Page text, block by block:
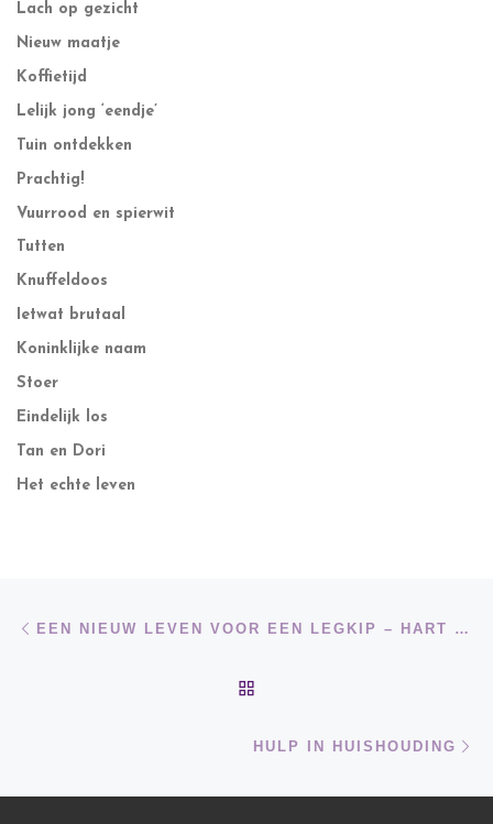
Lach op gezicht
Nieuw maatje
Koffietijd
Lelijk jong ‘eendje’
Tuin ontdekken
Prachtig!
Vuurrood en spierwit
Tutten
Knuffeldoos
Ietwat brutaal
Koninklijke naam
Stoer
Eindelijk los
Tan en Dori
Het echte leven
Bericht navigatie
EEN NIEUW LEVEN VOOR EEN LEGKIP – HART VOOR DIEREN MAGAZINE
HULP IN HUISHOUDING